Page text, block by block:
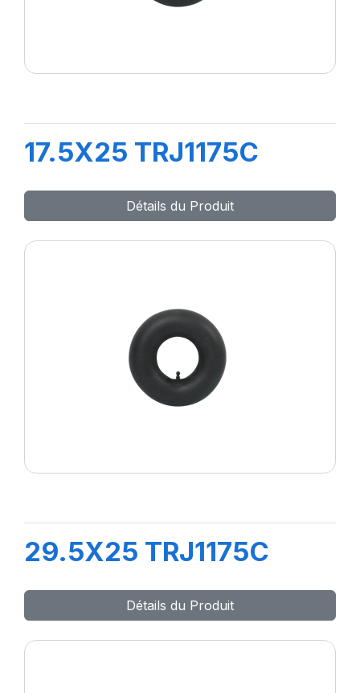
17.5X25 TRJ1175C
Détails du Produit
29.5X25 TRJ1175C
Détails du Produit